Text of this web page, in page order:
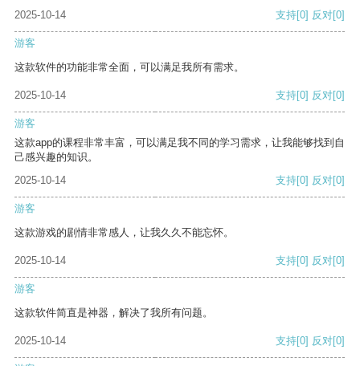
2025-10-14 支持[0] 反对[0]
游客
这款软件的功能非常全面，可以满足我所有需求。
2025-10-14 支持[0] 反对[0]
游客
这款app的课程非常丰富，可以满足我不同的学习需求，让我能够找到自
己感兴趣的知识。
2025-10-14
支持[0] 反对[0]
游客
这款游戏的剧情非常感人，让我久久不能忘怀。
2025-10-14 支持[0] 反对[0]
游客
这款软件简直是神器，解决了我所有问题。
2025-10-14 支持[0] 反对[0]